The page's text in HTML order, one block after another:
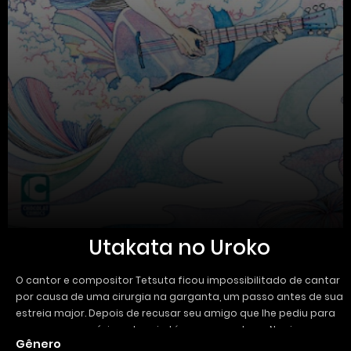
Utakata no Uroko
O cantor e compositor Tetsuta ficou impossibilitado de cantar
por causa de uma cirurgia na garganta, um passo antes de sua
estreia major. Depois de recusar seu amigo que lhe pediu para
compor uma música, ele vai até o mar e conhece Nagi, um
jovem que administra um restaurante com seu pai. Este jovem
Gênero